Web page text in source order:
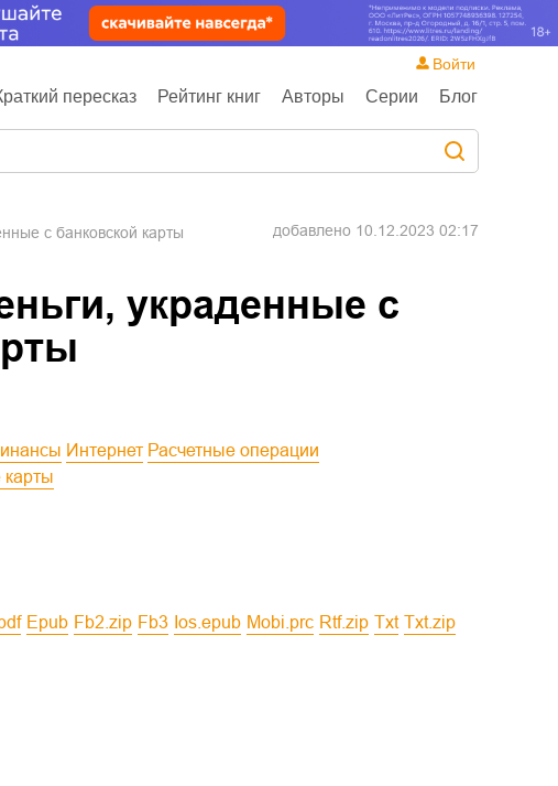
пересказ Рейтинг книг Авторы Серии Блог
Войти
с банковской карты добавлено 10.12.2023 02:17
украденные с
Интернет
Расчетные операции
карты
epub fb2.zip fb3 ios.epub mobi.prc rtf.zip txt txt.zip